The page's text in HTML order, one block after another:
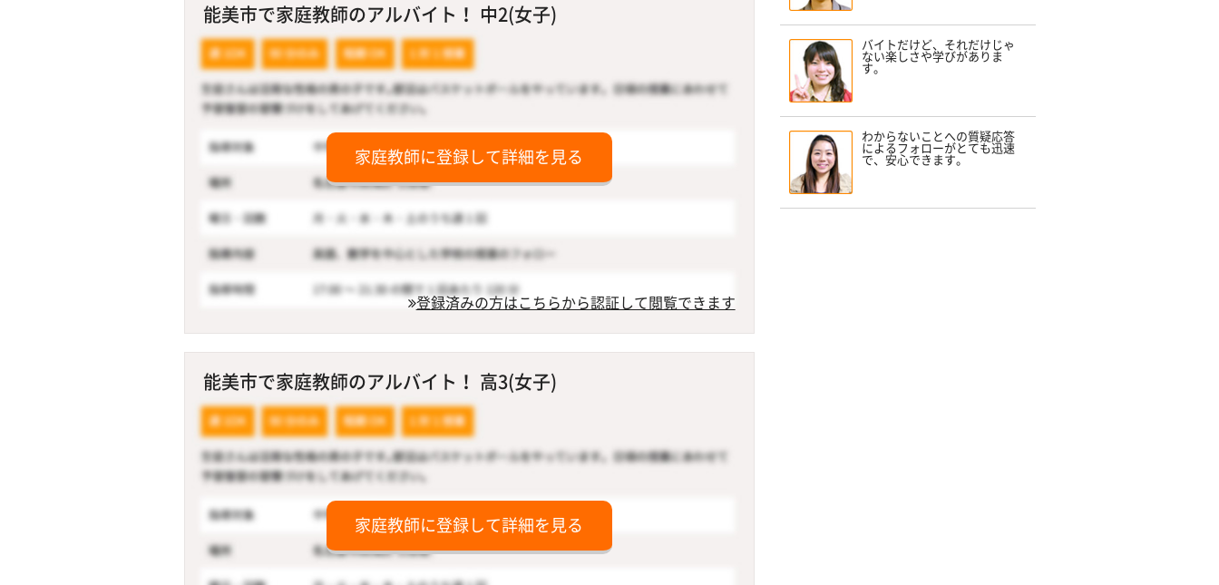
能美市で家庭教師のアルバイト！ 中2(女子)
家庭教師に登録して詳細を見る
登録済みの方はこちらから認証して閲覧できます
能美市で家庭教師のアルバイト！ 高3(女子)
家庭教師に登録して詳細を見る
バイトだけど、それだけじゃ
ない楽しさや学びがありま
す。
わからないことへの質疑応答
によるフォローがとても迅速
で、安心できます。